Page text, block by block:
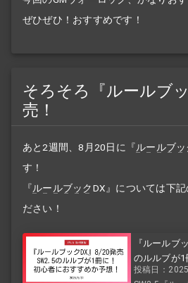
ぜひぜひ！ おすすめです！
そろそろ『ルールブ
売！
あと2週間、8月20日に『ルールブッ
す！
『ルールブックDX』については下
ださい！
『ルールブ
のルルブが1
か予想！
投稿日：